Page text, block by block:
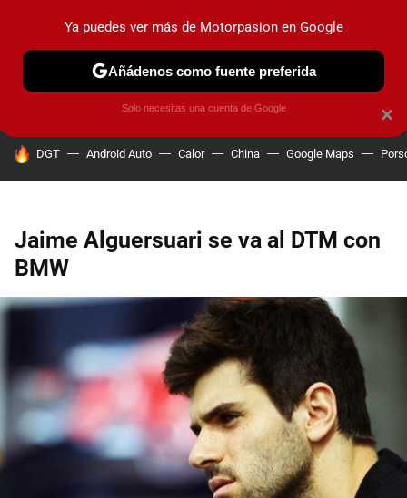
PRUEBAS COCHES ELÉCTRICOS OBSERVATORIO
HOY SE HABLA DE
DGT Android Auto Calor China Google Maps
Jaime Alguersuari se va al DTM con
BMW
×
Ya puedes ver más de Motorpasion en Google
Añádenos como fuente preferida
Solo necesitas una cuenta de Google